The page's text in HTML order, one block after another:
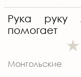
Рука руку
помогает
Монгольские